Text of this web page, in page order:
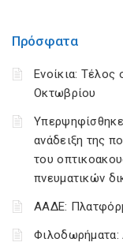
Πρόσφατα
Ενοίκια: Τέλος
Οκτωβρίου
Υπερψηφίσθηκε
ανάδειξη της
του
πνευματικών
ΑΑΔΕ:
Φιλοδωρήματα: